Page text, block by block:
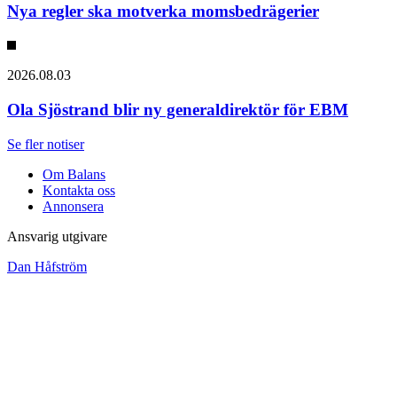
Nya regler ska motverka momsbedrägerier
2026.08.03
Ola Sjöstrand blir ny generaldirektör för EBM
Se fler notiser
Om Balans
Kontakta oss
Annonsera
Ansvarig utgivare
Dan Håfström